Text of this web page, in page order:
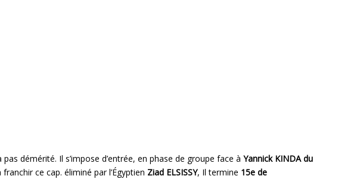
pas démérité. Il s’impose d’entrée, en phase de groupe face à Yannick KINDA du
ce cap. éliminé par l’Égyptien Ziad ELSISSY, Il termine 15e de